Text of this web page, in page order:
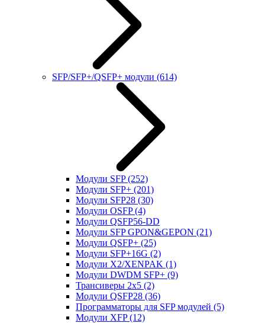
SFP/SFP+/QSFP+ модули (614)
Модули SFP(252)
Модули SFP+ (201)
Модули SFP28 (30)
Модули OSFP(4)
Модули QSFP56-DD
Модули SFP GPON&GEPON (21)
Модули QSFP+ (25)
Модули SFP+16G (2)
Модули X2/XENPAK (1)
Модули DWDM SFP+ (9)
Трансиверы 2x5 (2)
Модули QSFP28 (36)
Программаторы для SFP модулей (5)
Модули XFP(12)